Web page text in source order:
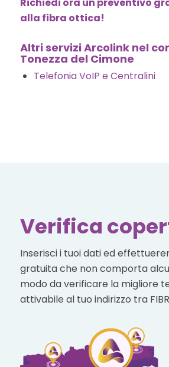
alla fibra ottica!
Altri servizi Arcolink nel
Tonezza del Cimone
Telefonia VoIP e Centralini
Verifica
Inserisci i tuoi dati ed
gratuita che non comporta
modo da verificare la migliore
attivabile al tuo indirizzo tra